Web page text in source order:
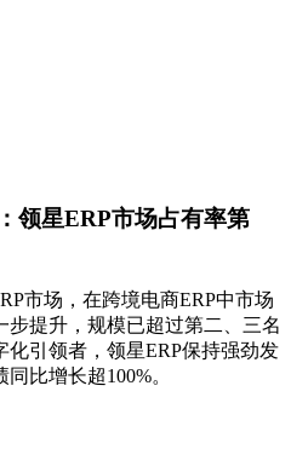
领星ERP市场占有率第
市场，在跨境电商ERP中市场
提升，规模已超过第二、三名
引领者，领星ERP保持强劲发
比增长超100%。